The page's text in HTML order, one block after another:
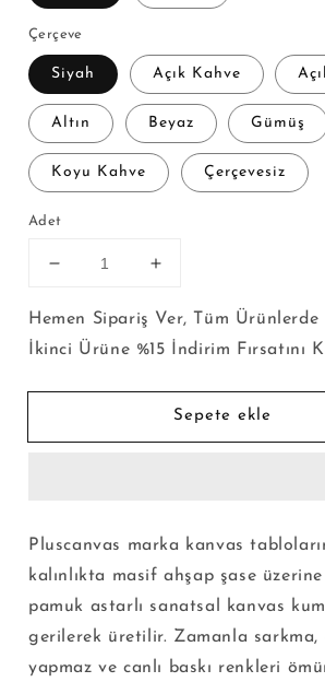
Çerçeve
Siyah Açık Kahve
Altın Beyaz Gümüş
Koyu Kahve Çerçevesiz
Adet
Orman
Kanvas
Tablo
adedi
Orman
Kanvas
Tablo
adedi
artırın
Hemen Sipariş Ver, Tüm Ürünlerde
İkinci Ürüne %15 İndirim Fırsatını
Sepete ekle
Pluscanvas marka kanvas
kalınlıkta masif ahşap şase üzerine
pamuk astarlı sanatsal kanvas
gerilerek üretilir. Zamanla sarkma,
yapmaz ve canlı baskı renkleri